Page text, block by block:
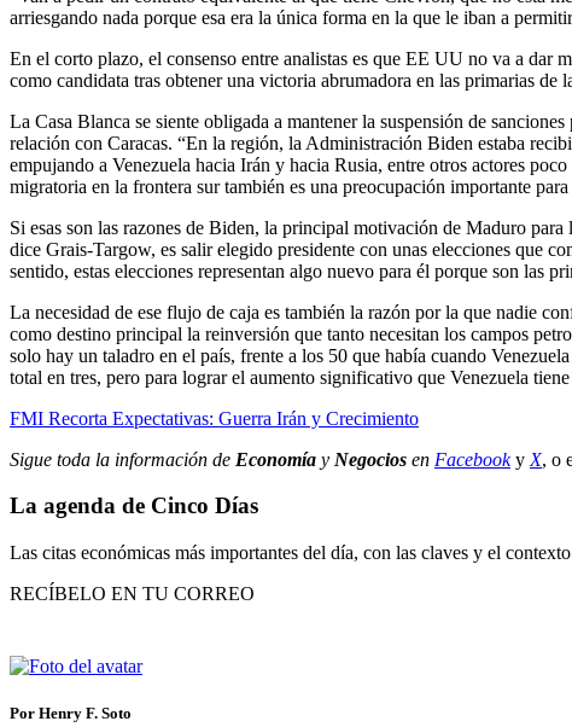
arriesgando nada porque esa era la única forma en la que le iban a
En el corto plazo, el consenso entre analistas es que EE UU no va a dar
como candidata tras obtener una victoria abrumadora en las primarias de
La Casa Blanca se siente obligada a mantener la suspensión de
relación con Caracas. “En la región, la Administración Biden estaba
empujando a Venezuela hacia Irán y hacia Rusia, entre otros actores
migratoria en la frontera sur también es una preocupación importante
Si esas son las razones de Biden, la principal motivación de Maduro
dice Grais-Targow, es salir elegido presidente con unas elecciones que
sentido, estas elecciones representan algo nuevo para él porque son las
La necesidad de ese flujo de caja es también la razón por la que nadie
como destino principal la reinversión que tanto necesitan los campos
solo hay un taladro en el país, frente a los 50 que había cuando
total en tres, pero para lograr el aumento significativo que Venezuela
FMI Recorta Expectativas: Guerra Irán y Crecimiento
Sigue toda la información de Economía y Negocios en Facebooky X, o
La agenda de Cinco Días
Las citas económicas más importantes del día, con las claves y el
RECÍBELO EN TU CORREO
Por Henry F. Soto